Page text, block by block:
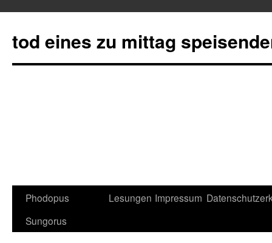
tod eines zu mittag
Springe
zum
Phodopus
Sungorus
Lesungen Impressum